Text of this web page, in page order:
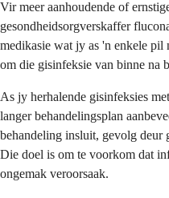
Vir meer aanhoudende of
gesondheidsorgverskaffer
medikasie wat jy as 'n enkele
om die gisinfeksie van binne na
As jy herhalende gisinfeksies
langer behandelingsplan
behandeling insluit, gevolg deur
Die doel is om te voorkom dat
ongemak veroorsaak.